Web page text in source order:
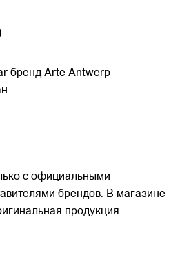
бренд Arte Antwerp
с официальными
брендов. В магазине
продукция.